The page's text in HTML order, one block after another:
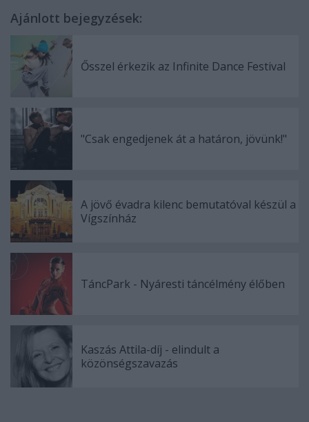
Ajánlott bejegyzések:
Ősszel érkezik az Infinite Dance Festival
"Csak engedjenek át a határon, jövünk!"
A jövő évadra kilenc bemutatóval készül a
Vígszínház
TáncPark - Nyáresti táncélmény élőben
Kaszás Attila-díj - elindult a
közönségszavazás